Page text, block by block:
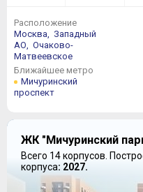
Расположение
Москва, Западный
АО, Очаково-
Матвеевское
Ближайшее метро
Мичуринский
проспект
ЖК "Мичуринский
Всего 14 корпусов.
корпуса: 2027.